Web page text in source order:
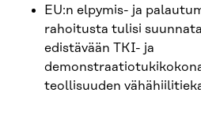
EU:n elpymis- ja
rahoitusta tulisi
edistävään TKI- ja
teollisuuden